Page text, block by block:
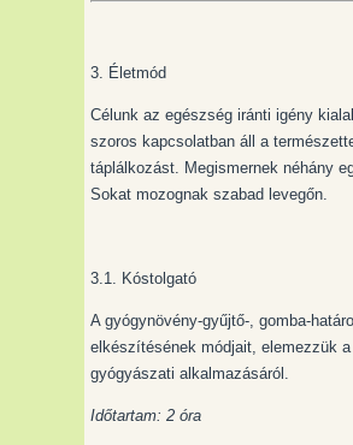
3. Életmód
Célunk az egészség iránti igény
szoros kapcsolatban áll a
táplálkozást. Megismernek néhány
Sokat mozognak szabad levegőn.
3.1. Kóstolgató
A gyógynövény-gyűjtő-, gomba-
elkészítésének módjait, elemezzük
gyógyászati alkalmazásáról.
Időtartam: 2 óra